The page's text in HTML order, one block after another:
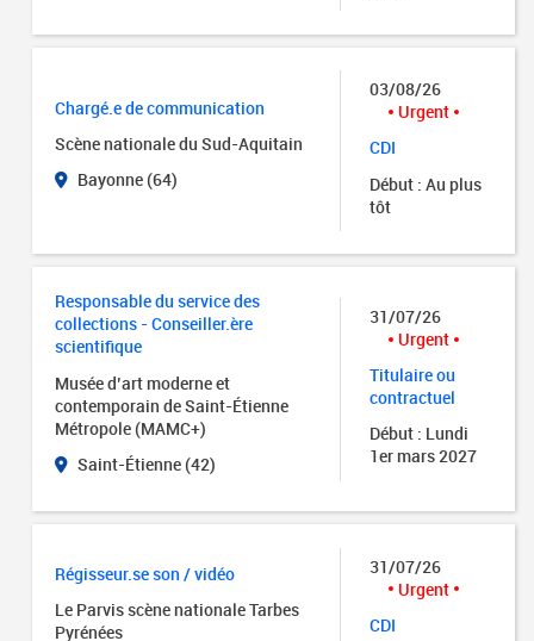
Chargé.e de communication
Scène nationale du Sud-Aquitain
Bayonne (64)
03/08/26
Urgent
CDI
Début : Au plus
tôt
Responsable du service des
collections - Conseiller.ère
scientifique
Musée d’art moderne et
contemporain de Saint-Étienne
Métropole (MAMC+)
Saint-Étienne (42)
31/07/26
Urgent
Titulaire ou
contractuel
Début : Lundi
1er mars 2027
Régisseur.se son / vidéo
Le Parvis scène nationale Tarbes
Pyrénées
31/07/26
Urgent
CDI